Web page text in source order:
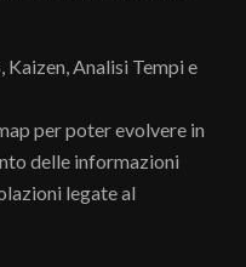
Kaizen, Analisi Tempi e
per poter evolvere in
delle informazioni
legate al